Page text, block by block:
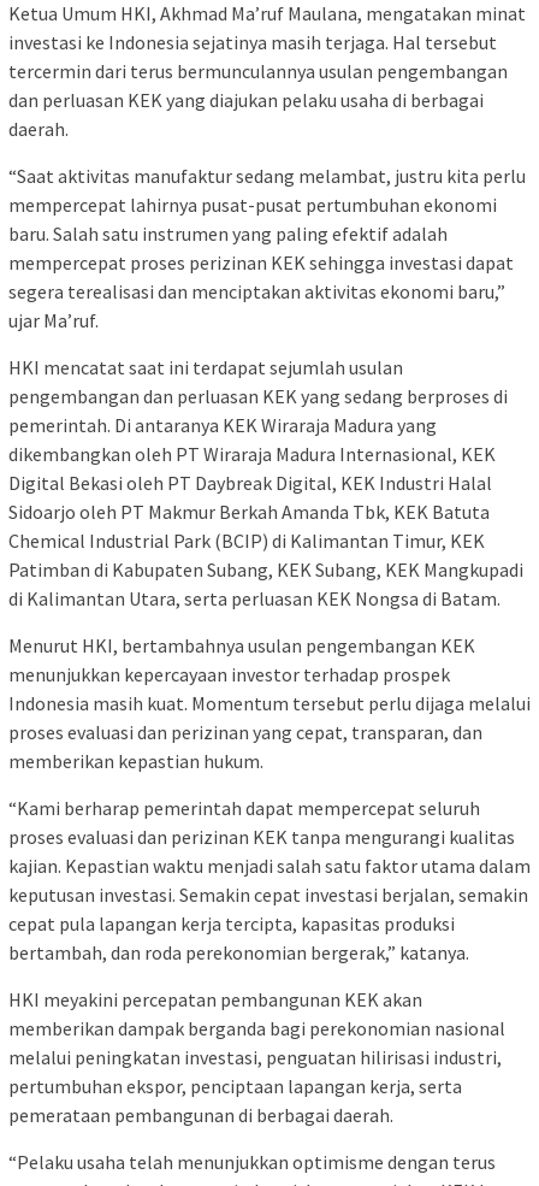
Ketua Umum HKI, Akhmad Ma’ruf Maulana, mengatakan minat
investasi ke Indonesia sejatinya masih terjaga. Hal tersebut
tercermin dari terus bermunculannya usulan pengembangan
dan perluasan KEK yang diajukan pelaku usaha di berbagai
daerah.
“Saat aktivitas manufaktur sedang melambat, justru kita perlu
mempercepat lahirnya pusat-pusat pertumbuhan ekonomi
baru. Salah satu instrumen yang paling efektif adalah
mempercepat proses perizinan KEK sehingga investasi dapat
segera terealisasi dan menciptakan aktivitas ekonomi baru,”
ujar Ma’ruf.
HKI mencatat saat ini terdapat sejumlah usulan
pengembangan dan perluasan KEK yang sedang berproses di
pemerintah. Di antaranya KEK Wiraraja Madura yang
dikembangkan oleh PT Wiraraja Madura Internasional, KEK
Digital Bekasi oleh PT Daybreak Digital, KEK Industri Halal
Sidoarjo oleh PT Makmur Berkah Amanda Tbk, KEK Batuta
Chemical Industrial Park (BCIP) di Kalimantan Timur, KEK
Patimban di Kabupaten Subang, KEK Subang, KEK Mangkupadi
di Kalimantan Utara, serta perluasan KEK Nongsa di Batam.
Menurut HKI, bertambahnya usulan pengembangan KEK
menunjukkan kepercayaan investor terhadap prospek
Indonesia masih kuat. Momentum tersebut perlu dijaga melalui
proses evaluasi dan perizinan yang cepat, transparan, dan
memberikan kepastian hukum.
“Kami berharap pemerintah dapat mempercepat seluruh
proses evaluasi dan perizinan KEK tanpa mengurangi kualitas
kajian. Kepastian waktu menjadi salah satu faktor utama dalam
keputusan investasi. Semakin cepat investasi berjalan, semakin
cepat pula lapangan kerja tercipta, kapasitas produksi
bertambah, dan roda perekonomian bergerak,” katanya.
HKI meyakini percepatan pembangunan KEK akan
memberikan dampak berganda bagi perekonomian nasional
melalui peningkatan investasi, penguatan hilirisasi industri,
pertumbuhan ekspor, penciptaan lapangan kerja, serta
pemerataan pembangunan di berbagai daerah.
“Pelaku usaha telah menunjukkan optimisme dengan terus